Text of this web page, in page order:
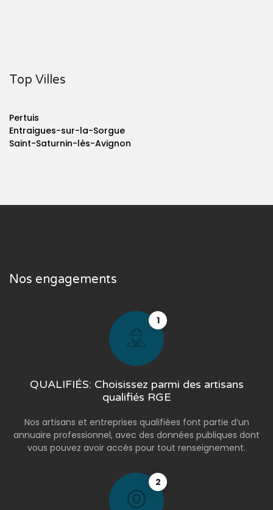
Top Villes
Pertuis
Entraigues-sur-la-Sorgue
Saint-Saturnin-lès-Avignon
Nos engagements
1
QUALIFIÉS: Choisissez parmi des artisans
qualifiés RGE
Nos artisans et entreprises qualifiées font partie d’un
annuaire professionnel, avec des données publiques dont
vous pouvez avoir accès pour tout renseignement.
2